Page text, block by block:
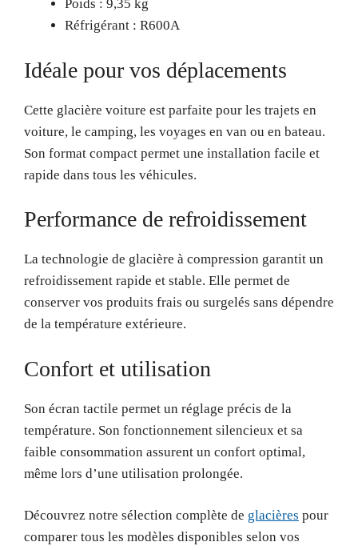
Poids : 9,35 kg
Réfrigérant : R600A
Idéale pour vos déplacements
Cette glacière voiture est parfaite pour les trajets en
voiture, le camping, les voyages en van ou en bateau.
Son format compact permet une installation facile et
rapide dans tous les véhicules.
Performance de refroidissement
La technologie de glacière à compression garantit un
refroidissement rapide et stable. Elle permet de
conserver vos produits frais ou surgelés sans dépendre
de la température extérieure.
Confort et utilisation
Son écran tactile permet un réglage précis de la
température. Son fonctionnement silencieux et sa
faible consommation assurent un confort optimal,
même lors d’une utilisation prolongée.
Découvrez notre sélection complète de glacières pour
comparer tous les modèles disponibles selon vos